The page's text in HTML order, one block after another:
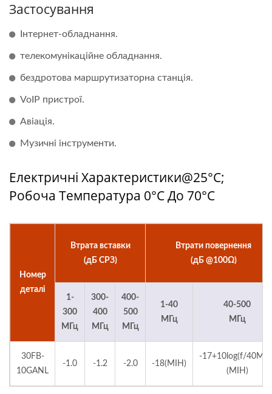
Застосування
Інтернет-обладнання.
телекомунікаційне обладнання.
бездротова маршрутизаторна станція.
VoIP пристрої.
Авіація.
Музичні інструменти.
Електричні Характеристики@25°C;
Робоча Температура 0°C До 70°C
Номер
деталі
Втрата вставки
(дБ СРЗ)
Втрати повернення
(дБ @100Ω)
1-
300
МГц
300-
400
МГц
400-
500
МГц
1-40
МГц
40-500
МГц
30FB-
10GANL
-1.0 -1.2 -2.0 -18(МІН)
-17+10log(f/
(МІН)